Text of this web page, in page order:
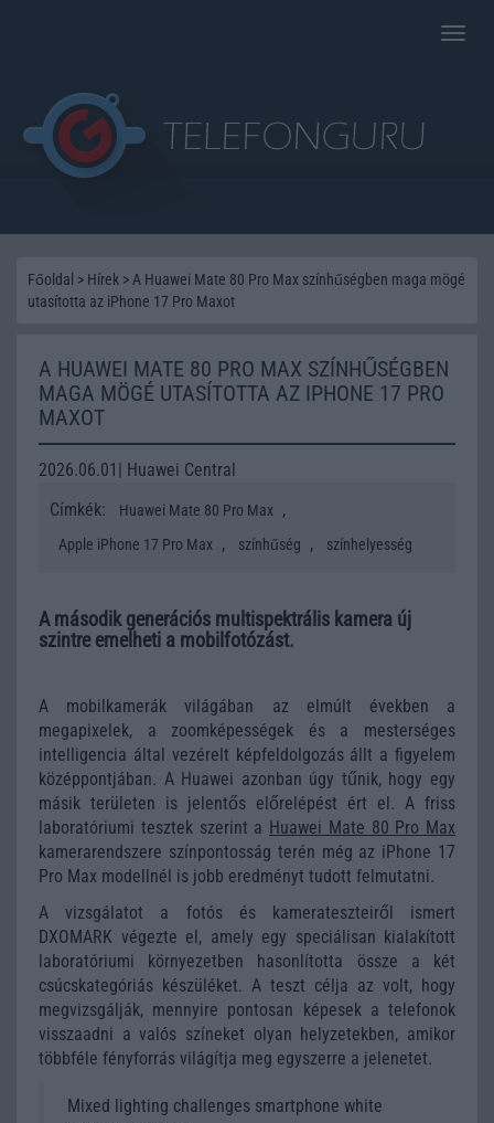
Toggle
Főoldal > Hírek > A Huawei Mate 80 Pro Max színhűségben maga mögé
utasította az iPhone 17 Pro Maxot
A HUAWEI MATE 80 PRO MAX SZÍNHŰSÉGBEN
MAGA MÖGÉ UTASÍTOTTA AZ IPHONE 17 PRO
MAXOT
2026.06.01| Huawei Central
Címkék:
Huawei Mate 80 Pro Max ,
Apple iPhone 17 Pro Max , színhűség , színhelyesség
A második generációs multispektrális kamera új
szintre emelheti a mobilfotózást.
A mobilkamerák világában az elmúlt években a
megapixelek, a zoomképességek és a mesterséges
intelligencia által vezérelt képfeldolgozás állt a figyelem
középpontjában. A Huawei azonban úgy tűnik, hogy egy
másik területen is jelentős előrelépést ért el. A friss
laboratóriumi tesztek szerint a Huawei Mate 80 Pro Max
kamerarendszere színpontosság terén még az iPhone 17
Pro Max modellnél is jobb eredményt tudott felmutatni.
A vizsgálatot a fotós és kamerateszteiről ismert
DXOMARK végezte el, amely egy speciálisan kialakított
laboratóriumi környezetben hasonlította össze a két
csúcskategóriás készüléket. A teszt célja az volt, hogy
megvizsgálják, mennyire pontosan képesek a telefonok
visszaadni a valós színeket olyan helyzetekben, amikor
többféle fényforrás világítja meg egyszerre a jelenetet.
Mixed lighting challenges smartphone white